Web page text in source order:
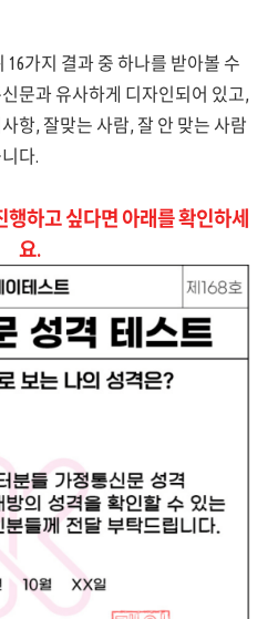
16가지 결과 중 하나를 받아볼 수
문과 유사하게 디자인되어 있고,
항, 잘맞는 사람, 잘 안 맞는 사람
다.
하고 싶다면 아래를 확인하세
요.